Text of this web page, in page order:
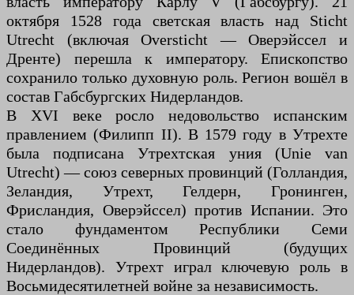
октября 1528 года светская власть над Sticht
Utrecht (включая Oversticht — Оверэйссел и
Дренте) перешла к императору. Епископство
сохранило только духовную роль. Регион вошёл в
состав Габсбургских Нидерландов.
В XVI веке росло недовольство испанским
правлением (Филипп II). В 1579 году в Утрехте
была подписана Утрехтская уния (Unie van
Utrecht) — союз северных провинций (Голландия,
Зеландия, Утрехт, Гелдерн, Гронинген,
Фрисландия, Оверэйссел) против Испании. Это
стало фундаментом Республики Семи
Соединённых Провинций (будущих
Нидерландов). Утрехт играл ключевую роль в
Восьмидесятилетней войне за независимость.